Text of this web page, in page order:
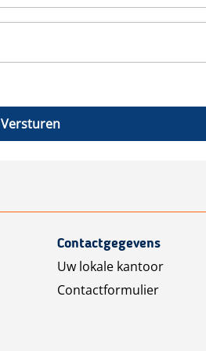
Versturen
Contactgegevens
Uw lokale kantoor
Contactformulier